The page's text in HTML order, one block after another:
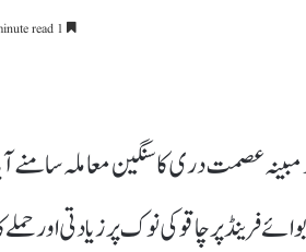
مبینہ عصمت دری کا سنگین معاملہ سامنے
کرنے والی 26 سالہ طالبہ نے اپنے بوائے فرینڈ پر چاقو کی نوک پر زیادتی اور